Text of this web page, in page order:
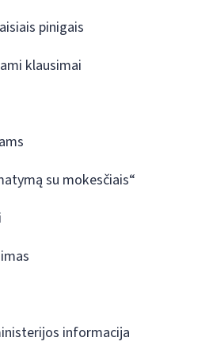
pinigais
klausimai
su mokesčiais“
informacija